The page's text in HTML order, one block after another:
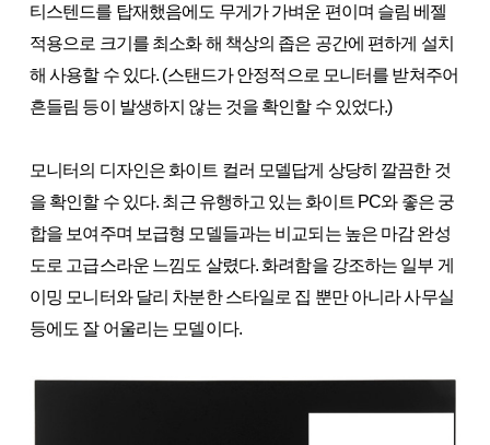
티스텐드를 탑재했음에도 무게가 가벼운 편이며 슬림 베젤
적용으로 크기를 최소화 해 책상의 좁은 공간에 편하게 설치
해 사용할 수 있다. (스탠드가 안정적으로 모니터를 받쳐주어
흔들림 등이 발생하지 않는 것을 확인할 수 있었다.)
모니터의 디자인은 화이트 컬러 모델답게 상당히 깔끔한 것
을 확인할 수 있다. 최근 유행하고 있는 화이트 PC와 좋은 궁
합을 보여주며 보급형 모델들과는 비교되는 높은 마감 완성
도로 고급스라운 느낌도 살렸다. 화려함을 강조하는 일부 게
이밍 모니터와 달리 차분한 스타일로 집 뿐만 아니라 사무실
등에도 잘 어울리는 모델이다.